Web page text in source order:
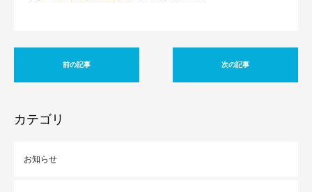
前の記事 次の記事
カテゴリ
お知らせ